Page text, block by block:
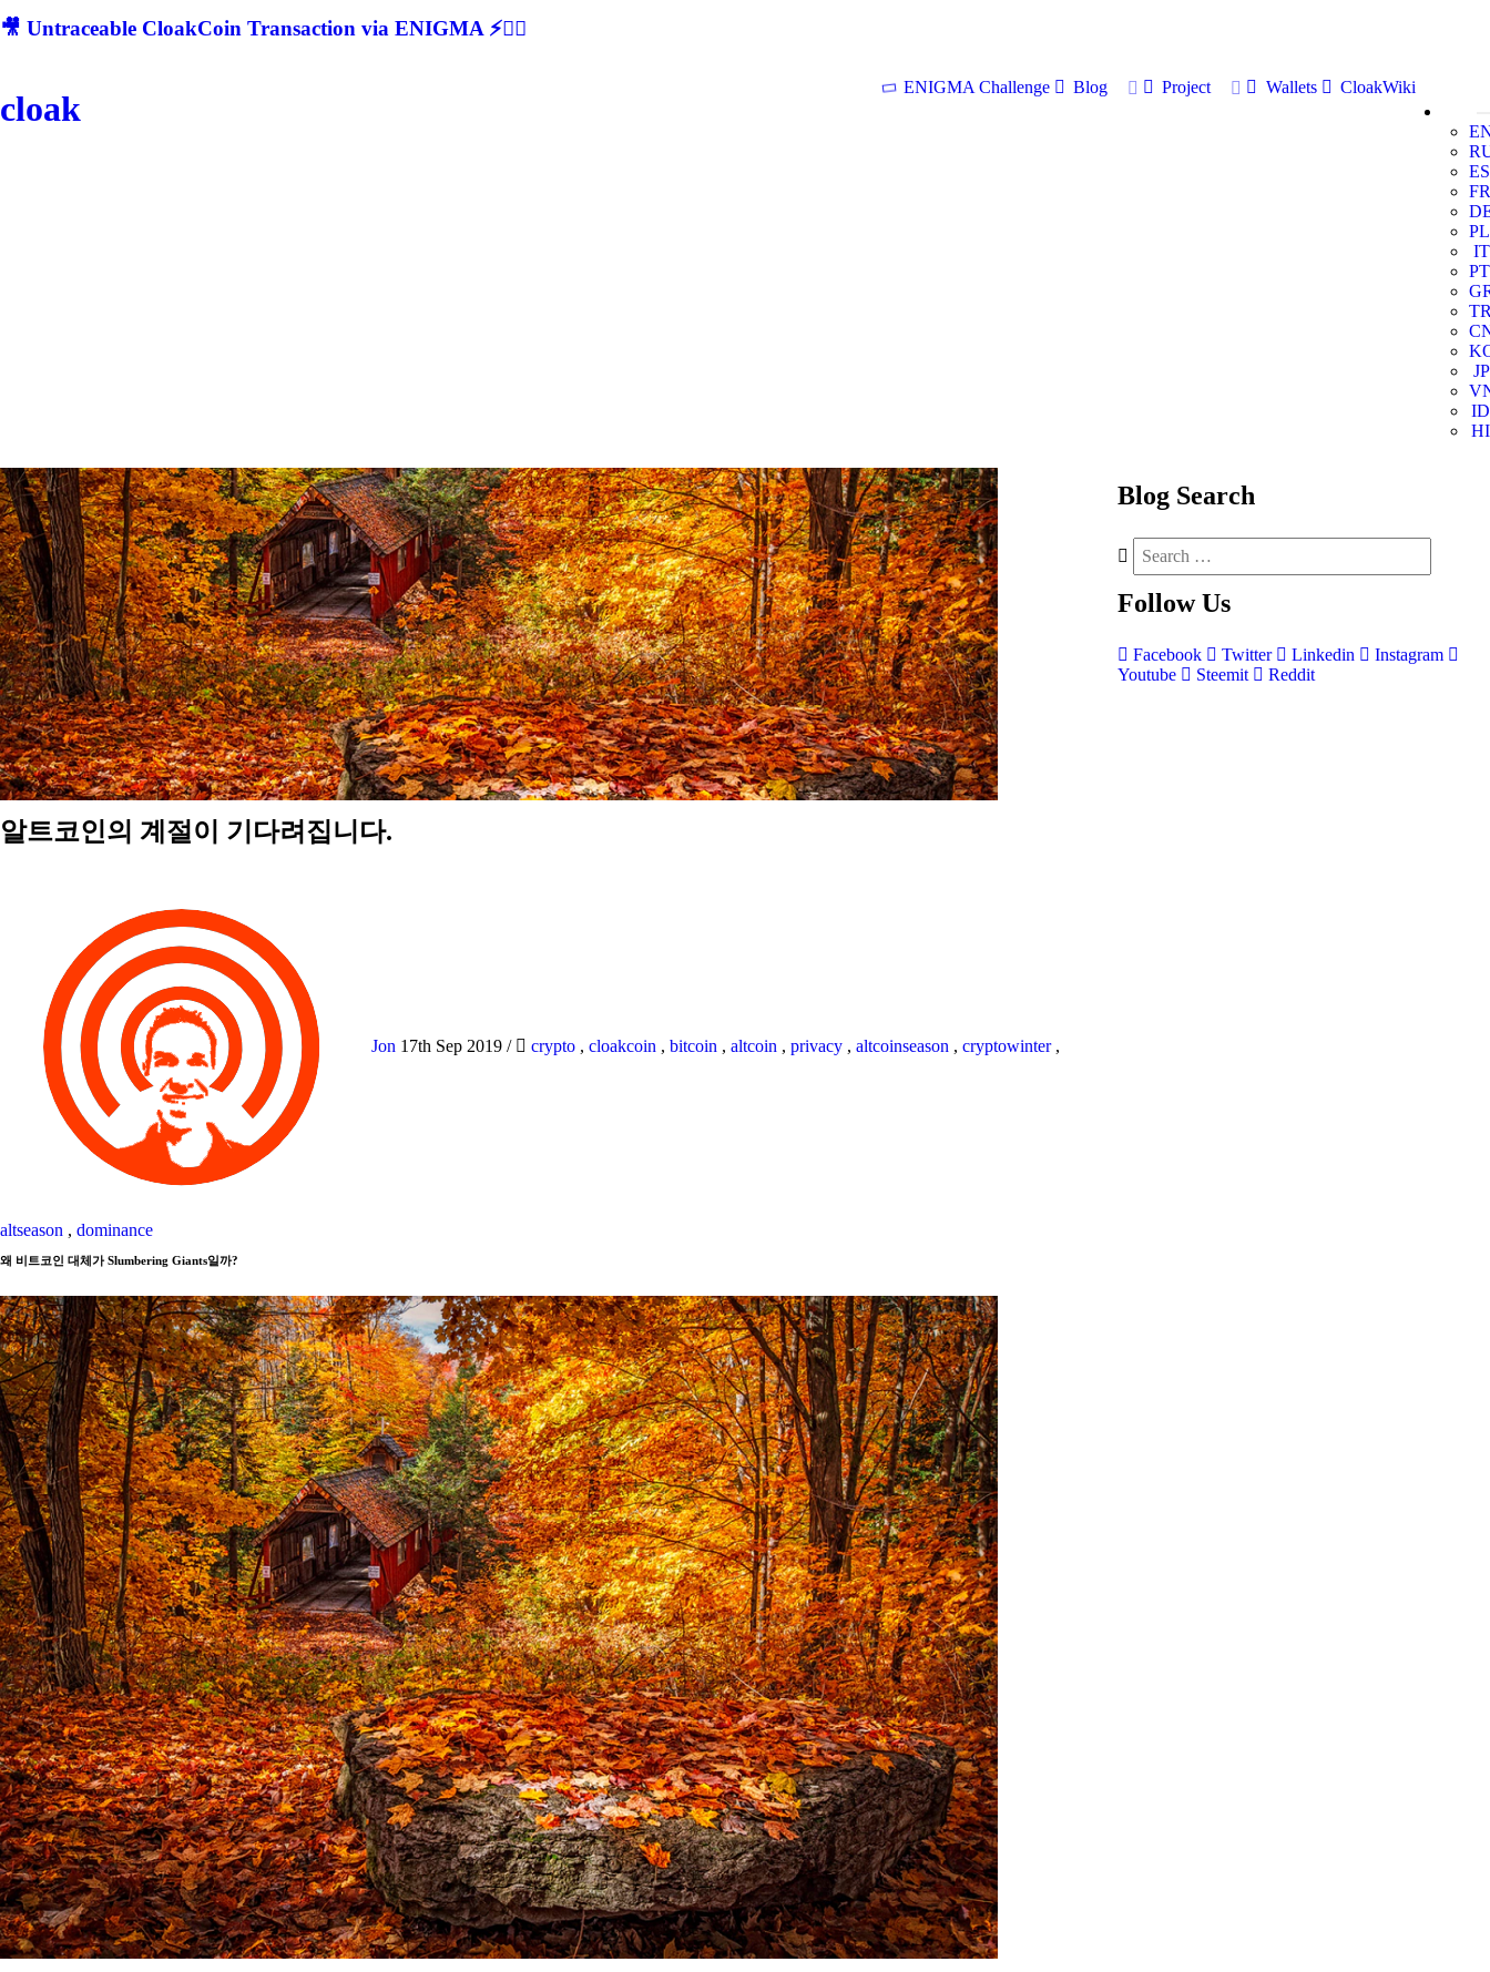
🎥 Untraceable CloakCoin Transaction via ENIGMA ⚡🕵‍♂
cloak
ENIGMA Challenge Blog Project Wallets
CloakWiki
ES
FR
PL
IT
PT
JP
ID
HI
알트코인의 계절이 기다려집니다.
Jon 17th Sep 2019 / crypto , cloakcoin , bitcoin , altcoin , privacy , altcoinseason , cryptowinter,
altseason , dominance
왜 비트코인 대체가 Slumbering Giants일까?
Blog Search
Follow Us
Facebook Twitter Linkedin
Instagram
Youtube
Steemit Reddit